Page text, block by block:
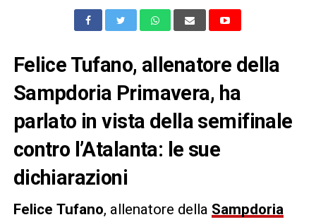
Felice Tufano, allenatore della
Sampdoria Primavera, ha
parlato in vista della semifinale
contro l’Atalanta: le sue
dichiarazioni
Felice Tufano, allenatore della Sampdoria